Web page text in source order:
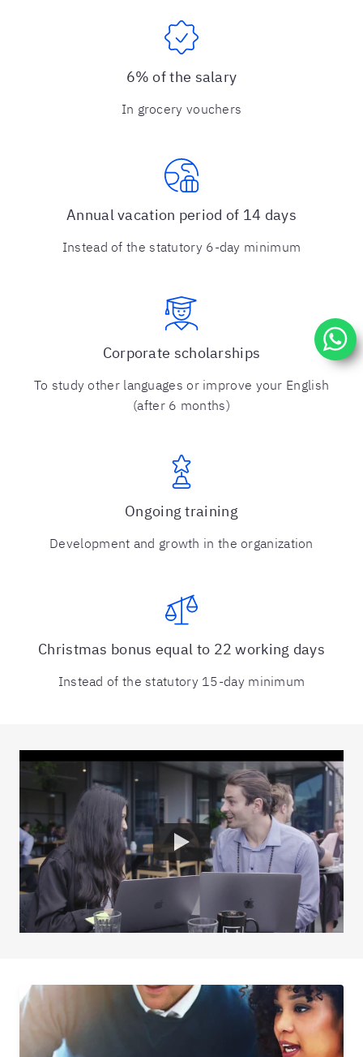
6% of the salary
In grocery vouchers
Annual vacation period of 14 days
Instead of the statutory 6-day minimum
Corporate scholarships
To study other languages or improve your English
(after 6 months)
Ongoing training
Development and growth in the organization
Christmas bonus equal to 22 working days
Instead of the statutory 15-day minimum